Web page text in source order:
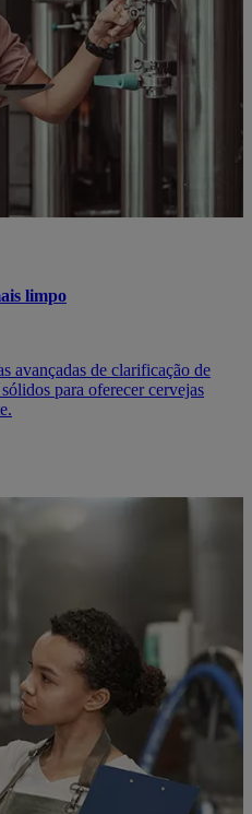
limpo
avançadas de clarificação de
para oferecer cervejas